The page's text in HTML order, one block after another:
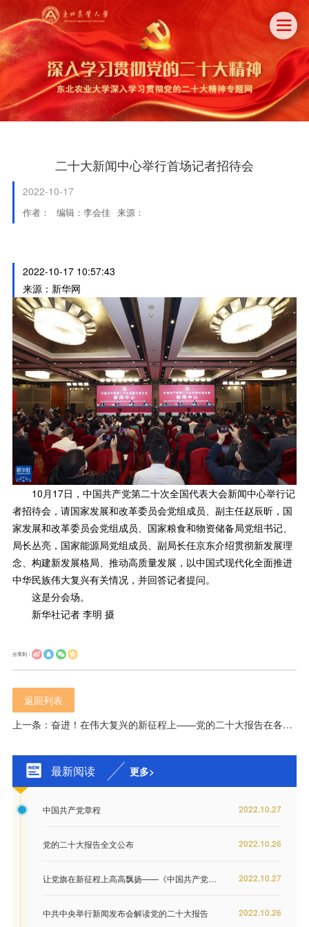

二十大新闻中心举行首场记者招待会
2022-10-17
作者： 编辑：李会佳 来源：
2022-10-17 10:57:43
来源：新华网
10月17日，中国共产党第二十次全国代表大会新闻中心举行记
者招待会，请国家发展和改革委员会党组成员、副主任赵辰昕，国
家发展和改革委员会党组成员、国家粮食和物资储备局党组书记、
局长丛亮，国家能源局党组成员、副局长任京东介绍贯彻新发展理
念、构建新发展格局、推动高质量发展，以中国式现代化全面推进
中华民族伟大复兴有关情况，并回答记者提问。
这是分会场。
新华社记者 李明 摄
分享到：
返回列表
上一条：奋进！在伟大复兴的新征程上——党的二十大报告在各地干部群众中引起强烈反响
最新阅读 更多>
2022.10.27
中国共产党章程
2022.10.26
党的二十大报告全文公布
2022.10.27
让党旗在新征程上高高飘扬——《中国共产党章程（修正案）》诞生记
2022.10.26
中共中央举行新闻发布会解读党的二十大报告